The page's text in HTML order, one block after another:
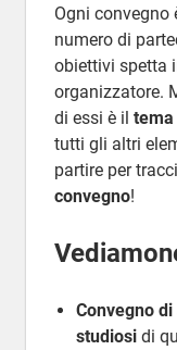
Ogni convegno
numero di
obiettivi spetta
organizzatore.
di essi è il tema
tutti gli altri
partire per
convegno!
Convegno
studiosidi